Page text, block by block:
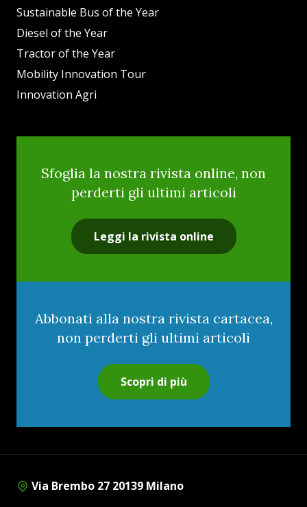
Sustainable Bus of the Year
Diesel of the Year
Tractor of the Year
Mobility Innovation Tour
Innovation Agri
Sfoglia la nostra rivista online, non
perderti gli ultimi articoli
Leggi la rivista online
Abbonati alla nostra rivista cartacea,
non perderti gli ultimi articoli
Scopri di più
Via Brembo 27 20139 Milano